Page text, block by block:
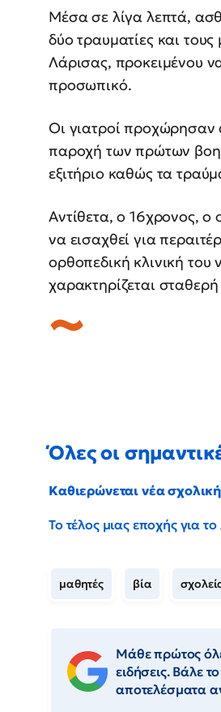
Μέσα σε λίγα λεπτά,
δύο τραυματίες και
Λάρισας, προκειμένου
προσωπικό.
Οι γιατροί προχώρησαν
παροχή των πρώτων
εξιτήριο καθώς τα
Αντίθετα, ο 16χρονος, ο
να εισαχθεί για
ορθοπεδική κλινική
χαρακτηρίζεται
Όλες οι
Καθιερώνεται νέα
Το τέλος μιας εποχής για
μαθητές βία
Μάθε πρώτος
ειδήσεις. Βάλε
αποτελέσματα